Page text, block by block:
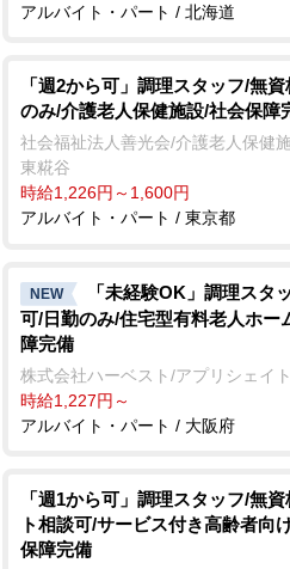
アルバイト・パート / 北海道
「週2から可」調理スタッフ/無
のみ/介護老人保健施設/社会保障
社会福祉法人善光会/介護老人保健
東糀谷
時給1,226円～1,600円
アルバイト・パート / 東京都
NEW
「未経験OK」調理スタ
可/日勤のみ/住宅型有料老人ホー
障完備
株式会社ハーベスト/アプリシェイ
時給1,227円～
アルバイト・パート / 大阪府
「週1から可」調理スタッフ/無
ト相談可/サービス付き高齢者向
保障完備